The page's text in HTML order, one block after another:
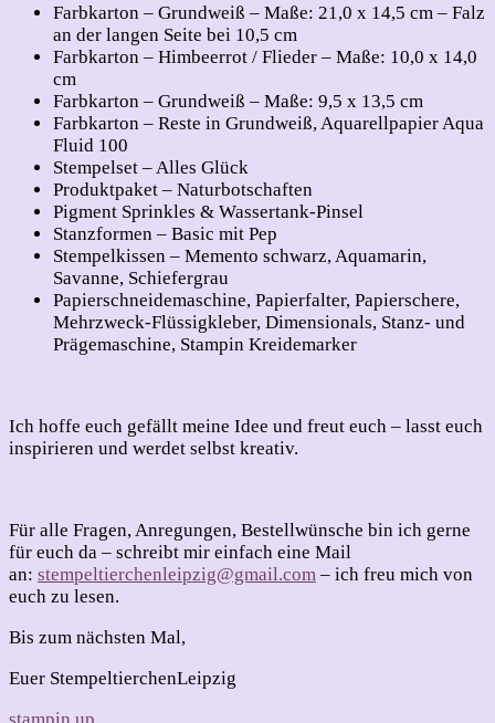
Farbkarton – Grundweiß – Maße: 21,0 x 14,5 cm – Falz
an der langen Seite bei 10,5 cm
Farbkarton – Himbeerrot / Flieder – Maße: 10,0 x 14,0
cm
Farbkarton – Grundweiß – Maße: 9,5 x 13,5 cm
Farbkarton – Reste in Grundweiß, Aquarellpapier Aqua
Fluid 100
Stempelset – Alles Glück
Produktpaket – Naturbotschaften
Pigment Sprinkles & Wassertank-Pinsel
Stanzformen – Basic mit Pep
Stempelkissen – Memento schwarz, Aquamarin,
Savanne, Schiefergrau
Papierschneidemaschine, Papierfalter, Papierschere,
Mehrzweck-Flüssigkleber, Dimensionals, Stanz- und
Prägemaschine, Stampin Kreidemarker
Ich hoffe euch gefällt meine Idee und freut euch – lasst euch
inspirieren und werdet selbst kreativ.
Für alle Fragen, Anregungen, Bestellwünsche bin ich gerne
für euch da – schreibt mir einfach eine Mail
an: stempeltierchenleipzig@gmail.com – ich freu mich von
euch zu lesen.
Bis zum nächsten Mal,
Euer StempeltierchenLeipzig
stampin up